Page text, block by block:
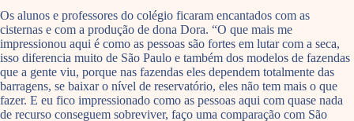
Os alunos e professores do colégio ficaram encantados com as
cisternas e com a produção de dona Dora. “O que mais me
impressionou aqui é como as pessoas são fortes em lutar com a seca,
isso diferencia muito de São Paulo e também dos modelos de fazendas
que a gente viu, porque nas fazendas eles dependem totalmente das
barragens, se baixar o nível de reservatório, eles não tem mais o que
fazer. E eu fico impressionado como as pessoas aqui com quase nada
de recurso conseguem sobreviver, faço uma comparação com São